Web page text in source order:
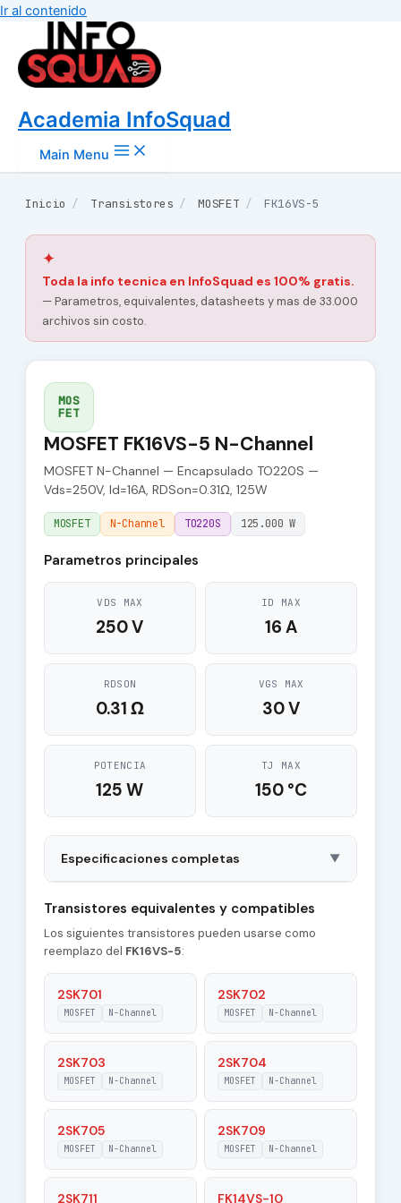
Ir al contenido
Academia InfoSquad
Main Menu
Inicio / Transistores / MOSFET / FK16VS-5
✦
Toda la info tecnica en InfoSquad es 100% gratis.
— Parametros, equivalentes, datasheets y mas de 33.000
archivos sin costo.
MOS
FET
MOSFET FK16VS-5 N-Channel
MOSFET N-Channel — Encapsulado TO220S —
Vds=250V, Id=16A, RDSon=0.31Ω, 125W
MOSFET N-Channel TO220S 125.000 W
Parametros principales
VDS MAX
250 V
ID MAX
16 A
RDSON
0.31 Ω
VGS MAX
30 V
POTENCIA
125 W
TJ MAX
150 °C
Especificaciones completas ▼
Type of Control
Channel
Coss - Output
1050 pF
|Id| - Maximum
Drain Current
16 A
Power Dissipation
125 W
Tj - Maximum
Temperature
150 °C
Transistores equivalentes y compatibles
Los siguientes transistores pueden usarse como
reemplazo del FK16VS-5:
2SK701
MOSFET N-Channel
2SK702
MOSFET N-Channel
2SK703
MOSFET N-Channel
2SK704
MOSFET N-Channel
2SK705
MOSFET N-Channel
2SK709
MOSFET N-Channel
2SK711 FK14VS-10